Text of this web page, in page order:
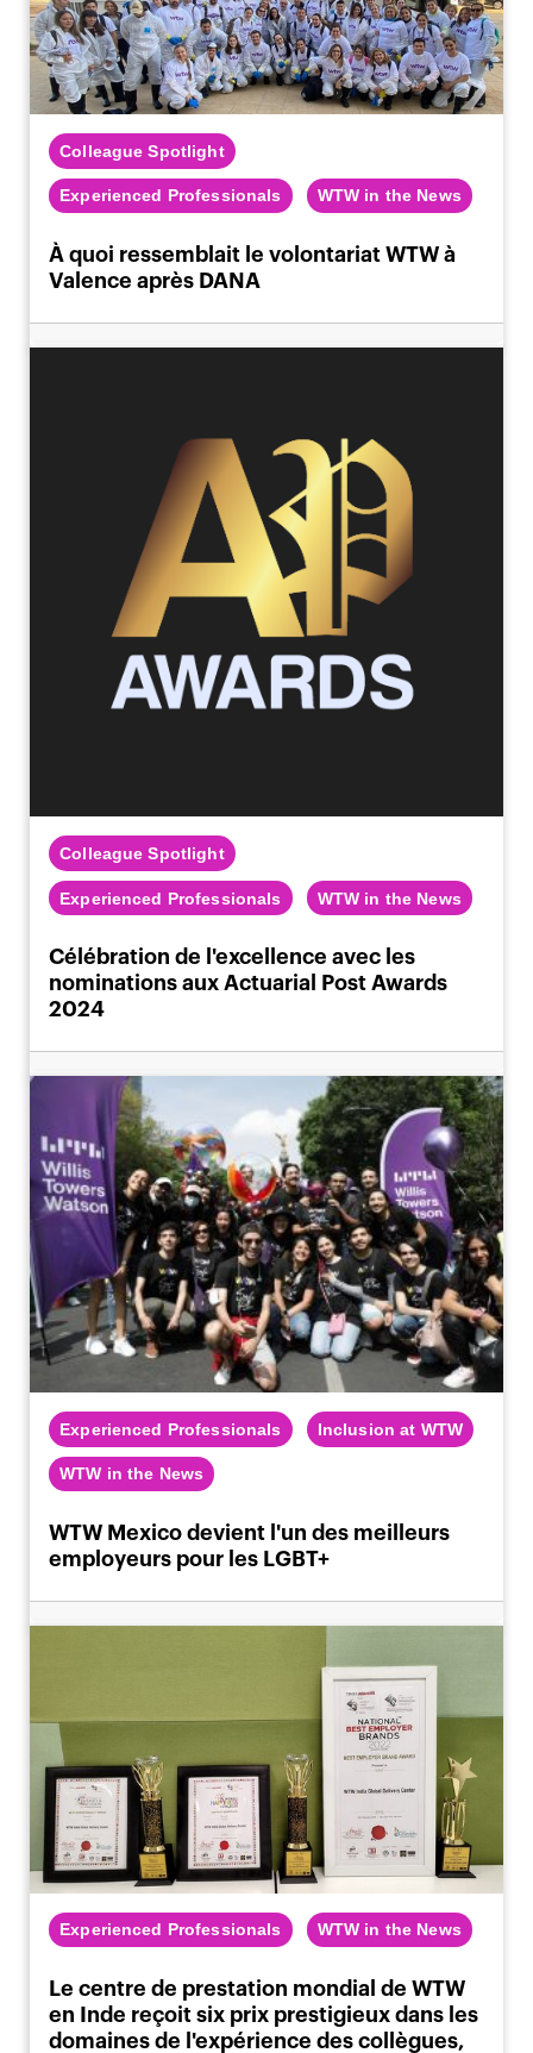
Colleague Spotlight
Experienced Professionals WTW in the News
À quoi ressemblait le volontariat WTW à
Valence après DANA
Colleague Spotlight
Experienced Professionals WTW in the News
Célébration de l'excellence avec les
nominations aux Actuarial Post Awards
2024
Experienced Professionals Inclusion at WTW
WTW in the News
WTW Mexico devient l'un des meilleurs
employeurs pour les LGBT+
Experienced Professionals WTW in the News
Le centre de prestation mondial de WTW
en Inde reçoit six prix prestigieux dans les
domaines de l'expérience des collègues,